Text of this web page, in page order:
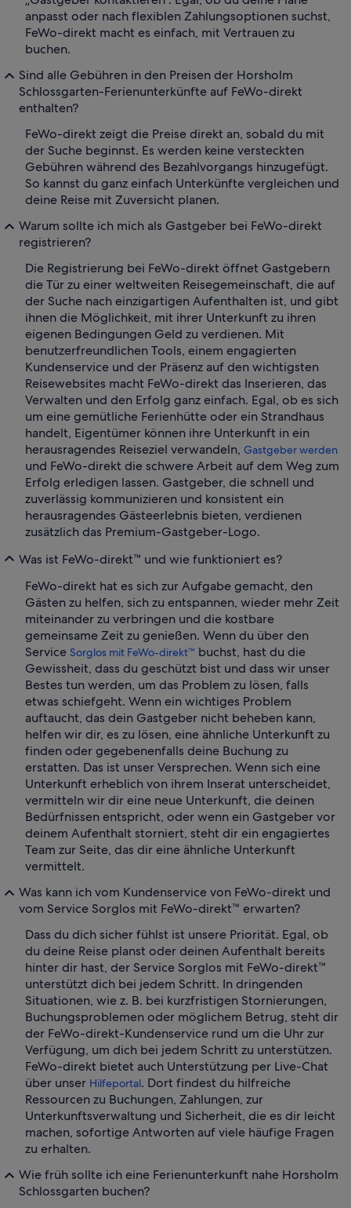
anpasst oder nach flexiblen Zahlungsoptionen suchst,
FeWo-direkt macht es einfach, mit Vertrauen zu
buchen.
Sind alle Gebühren in den Preisen der Horsholm
Schlossgarten-Ferienunterkünfte auf FeWo-direkt
enthalten?
FeWo-direkt zeigt die Preise direkt an, sobald du mit
der Suche beginnst. Es werden keine versteckten
Gebühren während des Bezahlvorgangs hinzugefügt.
So kannst du ganz einfach Unterkünfte vergleichen und
deine Reise mit Zuversicht planen.
Warum sollte ich mich als Gastgeber bei FeWo-direkt
registrieren?
Die Registrierung bei FeWo-direkt öffnet Gastgebern
die Tür zu einer weltweiten Reisegemeinschaft, die auf
der Suche nach einzigartigen Aufenthalten ist, und gibt
ihnen die Möglichkeit, mit ihrer Unterkunft zu ihren
eigenen Bedingungen Geld zu verdienen. Mit
benutzerfreundlichen Tools, einem engagierten
Kundenservice und der Präsenz auf den wichtigsten
Reisewebsites macht FeWo-direkt das Inserieren, das
Verwalten und den Erfolg ganz einfach. Egal, ob es sich
um eine gemütliche Ferienhütte oder ein Strandhaus
handelt, Eigentümer können ihre Unterkunft in ein
herausragendes Reiseziel verwandeln, Gastgeber werden
und FeWo-direkt die schwere Arbeit auf dem Weg zum
Erfolg erledigen lassen. Gastgeber, die schnell und
zuverlässig kommunizieren und konsistent ein
herausragendes Gästeerlebnis bieten, verdienen
zusätzlich das Premium-Gastgeber-Logo.
Was ist FeWo-direkt™ und wie funktioniert es?
FeWo-direkt hat es sich zur Aufgabe gemacht, den
Gästen zu helfen, sich zu entspannen, wieder mehr Zeit
miteinander zu verbringen und die kostbare
gemeinsame Zeit zu genießen. Wenn du über den
Service Sorglos mit FeWo-direkt™ buchst, hast du die
Gewissheit, dass du geschützt bist und dass wir unser
Bestes tun werden, um das Problem zu lösen, falls
etwas schiefgeht. Wenn ein wichtiges Problem
auftaucht, das dein Gastgeber nicht beheben kann,
helfen wir dir, es zu lösen, eine ähnliche Unterkunft zu
finden oder gegebenenfalls deine Buchung zu
erstatten. Das ist unser Versprechen. Wenn sich eine
Unterkunft erheblich von ihrem Inserat unterscheidet,
vermitteln wir dir eine neue Unterkunft, die deinen
Bedürfnissen entspricht, oder wenn ein Gastgeber vor
deinem Aufenthalt storniert, steht dir ein engagiertes
Team zur Seite, das dir eine ähnliche Unterkunft
vermittelt.
Was kann ich vom Kundenservice von FeWo-direkt und
vom Service Sorglos mit FeWo-direkt™ erwarten?
Dass du dich sicher fühlst ist unsere Priorität. Egal, ob
du deine Reise planst oder deinen Aufenthalt bereits
hinter dir hast, der Service Sorglos mit FeWo-direkt™
unterstützt dich bei jedem Schritt. In dringenden
Situationen, wie z. B. bei kurzfristigen Stornierungen,
Buchungsproblemen oder möglichem Betrug, steht dir
der FeWo-direkt-Kundenservice rund um die Uhr zur
Verfügung, um dich bei jedem Schritt zu unterstützen.
FeWo-direkt bietet auch Unterstützung per Live-Chat
über unser Hilfeportal. Dort findest du hilfreiche
Ressourcen zu Buchungen, Zahlungen, zur
Unterkunftsverwaltung und Sicherheit, die es dir leicht
machen, sofortige Antworten auf viele häufige Fragen
zu erhalten.
Wie früh sollte ich eine Ferienunterkunft nahe Horsholm
Schlossgarten buchen?